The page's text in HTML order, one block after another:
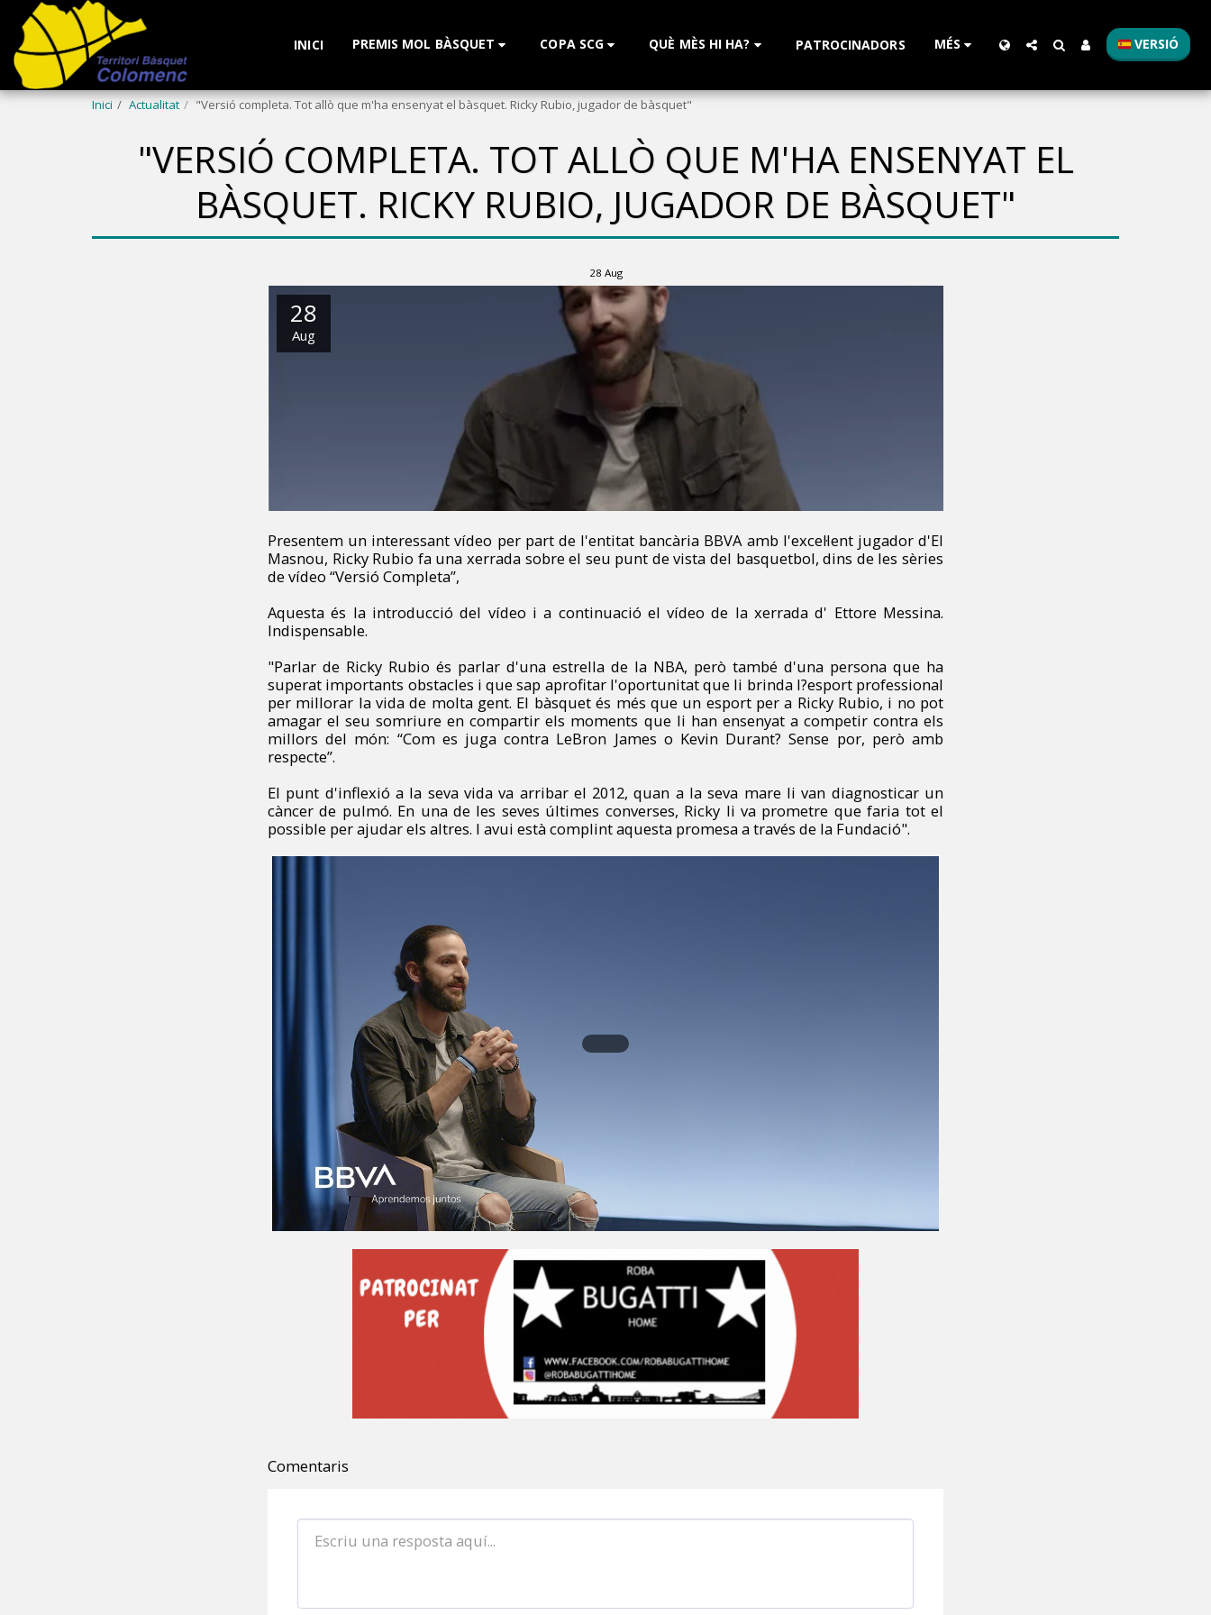
INICI PREMIS MOL BÀSQUET COPA SCG QUÈ MÈS HI HA? PATROCINADORS MÉS VERSIÓ
Inici Actualitat "Versió completa. Tot allò que m'ha ensenyat el bàsquet. Ricky Rubio, jugador de bàsquet"
"VERSIÓ COMPLETA. TOT ALLÒ QUE M'HA ENSENYAT EL
BÀSQUET. RICKY RUBIO, JUGADOR DE BÀSQUET"
28 Aug
28
Aug
Presentem un interessant vídeo per part de l'entitat bancària BBVA amb l'excel·lent jugador d'El
Masnou, Ricky Rubio fa una xerrada sobre el seu punt de vista del basquetbol, dins de les sèries
de vídeo “Versió Completa”,
Aquesta és la introducció del vídeo i a continuació el vídeo de la xerrada d' Ettore Messina.
Indispensable.
"Parlar de Ricky Rubio és parlar d'una estrella de la NBA, però també d'una persona que ha
superat importants obstacles i que sap aprofitar l'oportunitat que li brinda l?esport professional
per millorar la vida de molta gent. El bàsquet és més que un esport per a Ricky Rubio, i no pot
amagar el seu somriure en compartir els moments que li han ensenyat a competir contra els
millors del món: “Com es juga contra LeBron James o Kevin Durant? Sense por, però amb
respecte”.
El punt d'inflexió a la seva vida va arribar el 2012, quan a la seva mare li van diagnosticar un
càncer de pulmó. En una de les seves últimes converses, Ricky li va prometre que faria tot el
possible per ajudar els altres. I avui està complint aquesta promesa a través de la Fundació".
Comentaris